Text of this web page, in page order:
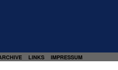
LINKS IMPRESSUM